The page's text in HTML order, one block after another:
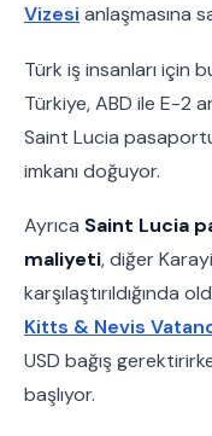
Vizesi anlaşmasına
Türk iş insanları için
Türkiye, ABD ile E-2
Saint Lucia
imkanı doğuyor.
Ayrıca Saint Lucia
maliyeti, diğer
karşılaştırıldığında
Kitts & Nevis
USD bağış
başlıyor.